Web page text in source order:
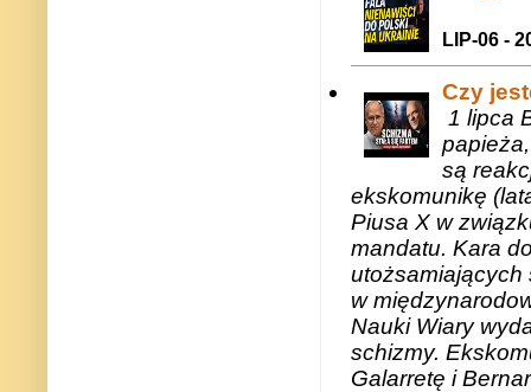
LIP-06 -
Czy
1 lipca
są
ekskomunikę
Piusa X w
mandatu. Kara
utożsamiających
w
Nauki Wiary
schizmy.
Galarretę i